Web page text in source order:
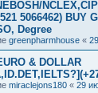
5066462) BUY
Degree
greenpharmhouse «
& DOLLAR
miraclejons180 « 29